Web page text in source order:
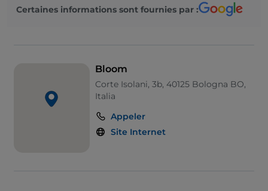
Certaines informations sont fournies par :
Bloom
Corte Isolani, 3b, 40125 Bologna BO,
Italia
Appeler
Site Internet